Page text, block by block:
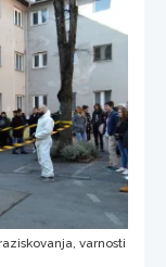
varnosti